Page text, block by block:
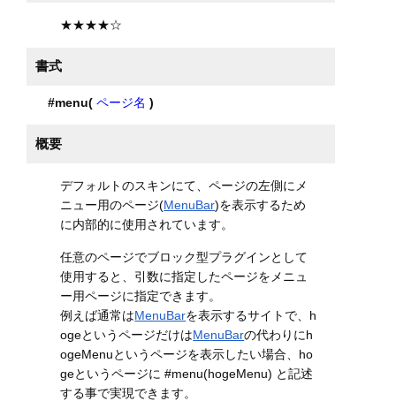
★★★★☆
書式
#menu( ページ名 )
概要
デフォルトのスキンにて、ページの左側にメ
ニュー用のページ(MenuBar)を表示するため
に内部的に使用されています。
任意のページでブロック型プラグインとして
使用すると、引数に指定したページをメニュ
ー用ページに指定できます。
例えば通常はMenuBarを表示するサイトで、h
ogeというページだけはMenuBarの代わりにh
ogeMenuというページを表示したい場合、ho
geというページに #menu(hogeMenu) と記述
する事で実現できます。